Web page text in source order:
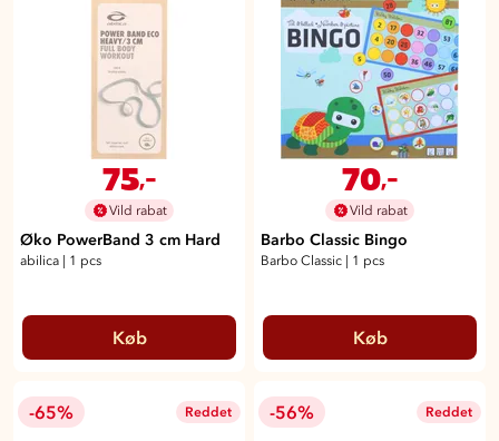
75,-
Vild rabat
Øko PowerBand 3 cm Hard
abilica | 1 pcs
Køb
70,-
Vild rabat
Barbo Classic Bingo
Barbo Classic | 1 pcs
Køb
-65% Reddet -56% Reddet